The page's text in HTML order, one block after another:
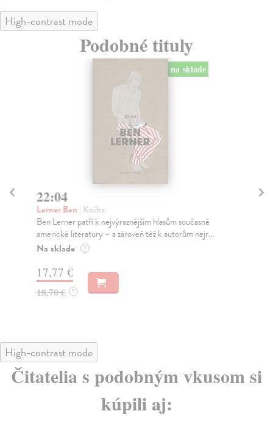
High-contrast mode
Podobné tituly
na sklade
22:04
Lerner Ben | Kniha
Ben Lerner patří k nejvýraznějším hlasům současné
americké literatury – a zároveň též k autorům nejr...
Na sklade ?
17,77 €
18,70 € ?
High-contrast mode
Čitatelia s podobným vkusom si
kúpili aj: